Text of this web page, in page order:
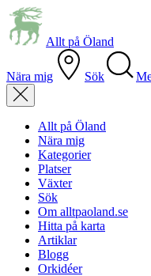
Allt på Öland
Nära mig Sök
Allt på Öland
Nära mig
Kategorier
Platser
Växter
Sök
Om alltpaoland.se
Hitta på karta
Artiklar
Blogg
Orkidéer